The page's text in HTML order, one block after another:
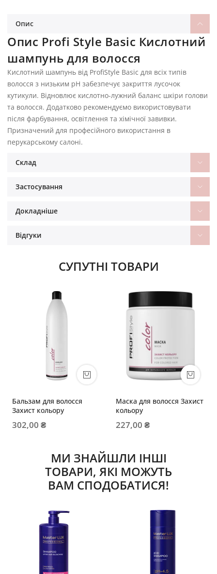
Опис
Опис Profi Style Basic Кислотний
шампунь для волосся
Кислотний шампунь від ProfiStyle Basic для всіх типів
волосся з низьким рН забезпечує закриття лусочок
кутикули. Відновлює кислотно-лужний баланс шкіри голови
та волосся. Додатково рекомендуємо використовувати
після фарбування, освітлення та хімічної завивки.
Призначений для професійного використання в
перукарському салоні.
Склад
Застосування
Докладніше
Відгуки
СУПУТНІ ТОВАРИ
Бальзам для волосся
Захист кольору
302,00 ₴
Маска для волосся Захист
кольору
227,00 ₴
МИ ЗНАЙШЛИ ІНШІ
ТОВАРИ, ЯКІ МОЖУТЬ
ВАМ СПОДОБАТИСЯ!